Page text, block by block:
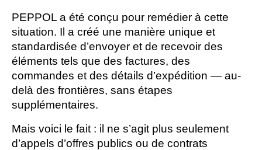
PEPPOL a été conçu pour remédier à cette
situation. Il a créé une manière unique et
standardisée d’envoyer et de recevoir des
éléments tels que des factures, des
commandes et des détails d’expédition — au-
delà des frontières, sans étapes
supplémentaires.
Mais voici le fait : il ne s’agit plus seulement
d’appels d’offres publics ou de contrats